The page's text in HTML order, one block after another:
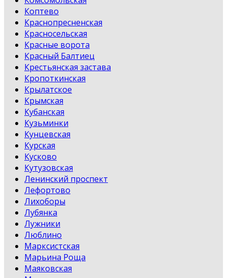
Коптево
Краснопресненская
Красносельская
Красные ворота
Красный Балтиец
Крестьянская застава
Кропоткинская
Крылатское
Крымская
Кубанская
Кузьминки
Кунцевская
Курская
Кусково
Кутузовская
Ленинский проспект
Лефортово
Лихоборы
Лубянка
Лужники
Люблино
Марксистская
Марьина Роща
Маяковская